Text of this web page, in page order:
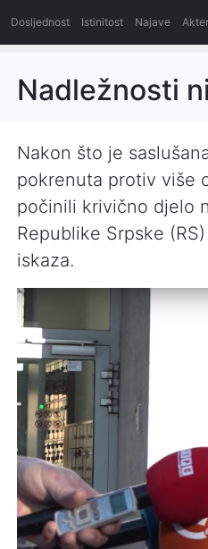
Dosljednost Istinitost Najave
Nadležnosti
Nakon što je
pokrenuta protiv više
počinili krivično djelo
Republike Srpske
iskaza.